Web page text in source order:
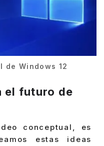
de Windows 12
el futuro de
conceptual, es
estas ideas